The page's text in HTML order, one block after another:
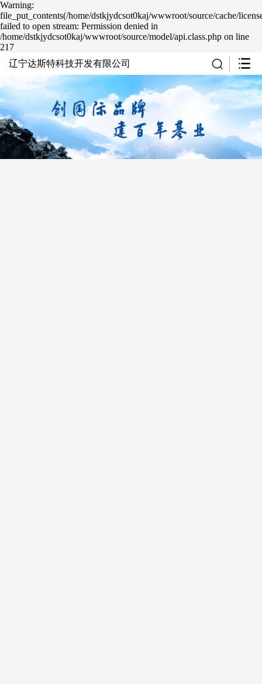
Warning:
file_put_contents(/home/dstkjydcsot0kaj/wwwroot/source/cache/
failed to open stream: Permission denied in
/home/dstkjydcsot0kaj/wwwroot/source/model/api.class.php on line
217
辽宁达斯特科技开发有限公司